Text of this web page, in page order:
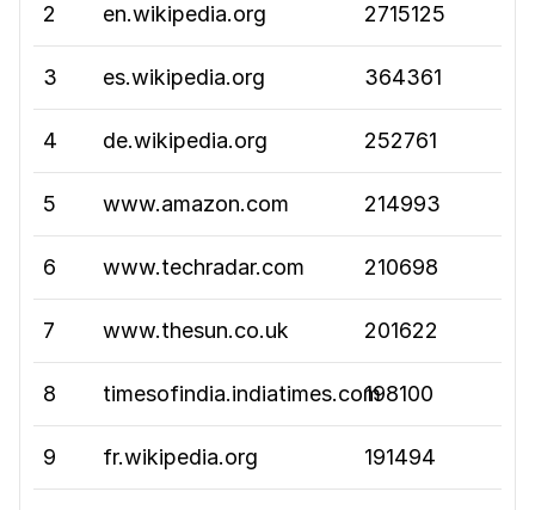
2 en.wikipedia.org 2715125
3 es.wikipedia.org 364361
4 de.wikipedia.org 252761
5 www.amazon.com 214993
6 www.techradar.com 210698
7 www.thesun.co.uk 201622
8 timesofindia.indiatimes.com198100
9 fr.wikipedia.org 191494